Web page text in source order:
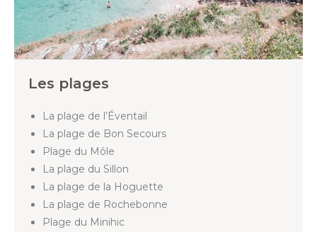
Les plages
La plage de l’Éventail
La plage de Bon Secours
Plage du Môle
La plage du Sillon
La plage de la Hoguette
La plage de Rochebonne
Plage du Minihic